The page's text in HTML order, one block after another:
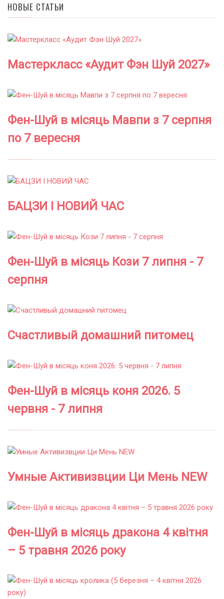
НОВЫЕ СТАТЬИ
Мастеркласс «Аудит Фэн Шуй 2027»
Фен-Шуй в місяць Мавпи з 7 серпня
по 7 вересня
БАЦЗИ І НОВИЙ ЧАС
Фен-Шуй в місяць Кози 7 липня - 7
серпня
Счастливый домашний питомец
Фен-Шуй в місяць коня 2026. 5
червня - 7 липня
Умные Активизвции Ци Мень NEW
Фен-Шуй в місяць дракона 4 квітня
– 5 травня 2026 року